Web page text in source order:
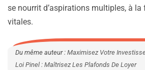
se nourrit d’aspirations multiples, à
vitales.
Du même auteur : Maximisez Votre
Loi Pinel : Maîtrisez Les Plafonds De Loyer